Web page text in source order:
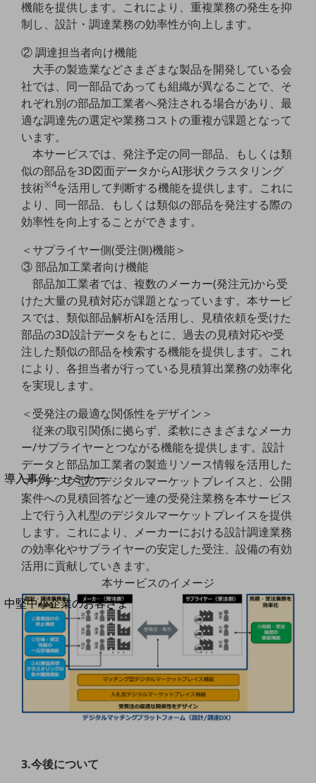
通信モジュール製品
衛星携帯電話
IOT完了済みメーカーブランド製品
料金
料金TOP
ドコモBiz データ無制限 ドコモ MAX ドコモ mini ドコモBiz かけ放題
ケータイプラン
5Gデータプラス
データプラス
home5Gプラン
モバイルサービス
端末の一元管理
セキュリティ
運用保守・故障紛失サポート
回線・ネットワーク
お手続き
別ウィンドウで開きます
サービスをご利用中のお客さま
導入事例・セミナー
導入事例TOP
最新の導入事例や注目の導入事例をご紹介します
セミナー
開催・出展する各種セミナー、イベント情報をご紹介します
別ウィンドウで開きます
中堅中小企業のお客さま
NTTドコモビジネスウォッチ
ビジネスお役立ち情報
旬な話題やお役立ち資料などDXの課題を
解決するヒントをお届けする記事サイト
お役立ち資料ダウンロード
トレンド記事特集
サービス・ソリューション
機能を提供します。これにより、重複業務の発生を抑
制し、設計・調達業務の効率性が向上します。
② 調達担当者向け機能
大手の製造業などさまざまな製品を開発している会
社では、同一部品であっても組織が異なることで、そ
れぞれ別の部品加工業者へ発注される場合があり、最
適な調達先の選定や業務コストの重複が課題となって
います。
本サービスでは、発注予定の同一部品、もしくは類
似の部品を3D図面データからAI形状クラスタリング
技術※4を活用して判断する機能を提供します。これに
より、同一部品、もしくは類似の部品を発注する際の
効率性を向上することができます。
＜サプライヤー側(受注側)機能＞
③ 部品加工業者向け機能
部品加工業者では、複数のメーカー(発注元)から受
けた大量の見積対応が課題となっています。本サービ
スでは、類似部品解析AIを活用し、見積依頼を受けた
部品の3D設計データをもとに、過去の見積対応や受
注した類似の部品を検索する機能を提供します。これ
により、各担当者が行っている見積算出業務の効率化
を実現します。
＜受発注の最適な関係性をデザイン＞
従来の取引関係に拠らず、柔軟にさまざまなメーカ
ー/サプライヤーとつながる機能を提供します。設計
データと部品加工業者の製造リソース情報を活用した
マッチング型のデジタルマーケットプレイスと、公開
案件への見積回答など一連の受発注業務を本サービス
上で行う入札型のデジタルマーケットプレイスを提供
します。これにより、メーカーにおける設計調達業務
の効率化やサプライヤーの安定した受注、設備の有効
活用に貢献していきます。
本サービスのイメージ
3.今後について